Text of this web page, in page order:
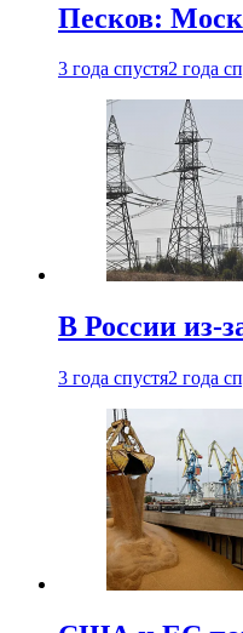
Песков:
3 года спустя2 года
В России из-
3 года спустя2 года